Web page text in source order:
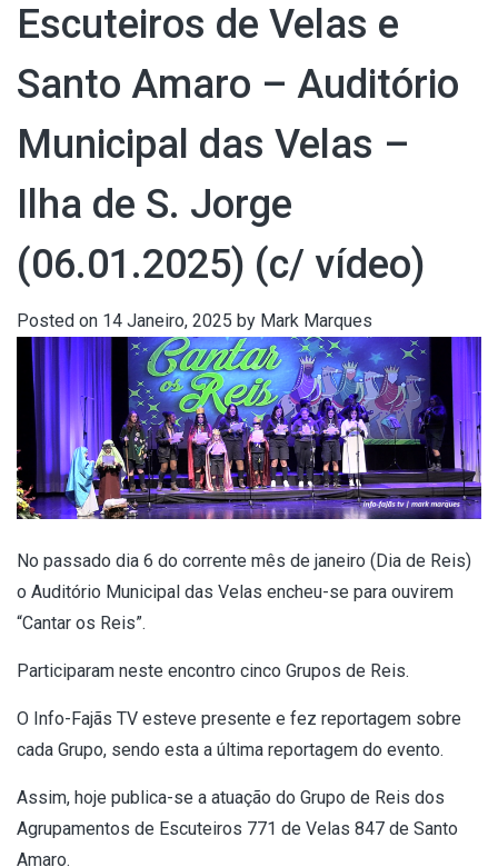
Escuteiros de Velas e
Santo Amaro – Auditório
Municipal das Velas –
Ilha de S. Jorge
(06.01.2025) (c/ vídeo)
Posted on 14 Janeiro, 2025 by Mark Marques
No passado dia 6 do corrente mês de janeiro (Dia de Reis)
o Auditório Municipal das Velas encheu-se para ouvirem
“Cantar os Reis”.
Participaram neste encontro cinco Grupos de Reis.
O Info-Fajãs TV esteve presente e fez reportagem sobre
cada Grupo, sendo esta a última reportagem do evento.
Assim, hoje publica-se a atuação do Grupo de Reis dos
Agrupamentos de Escuteiros 771 de Velas 847 de Santo
Amaro.